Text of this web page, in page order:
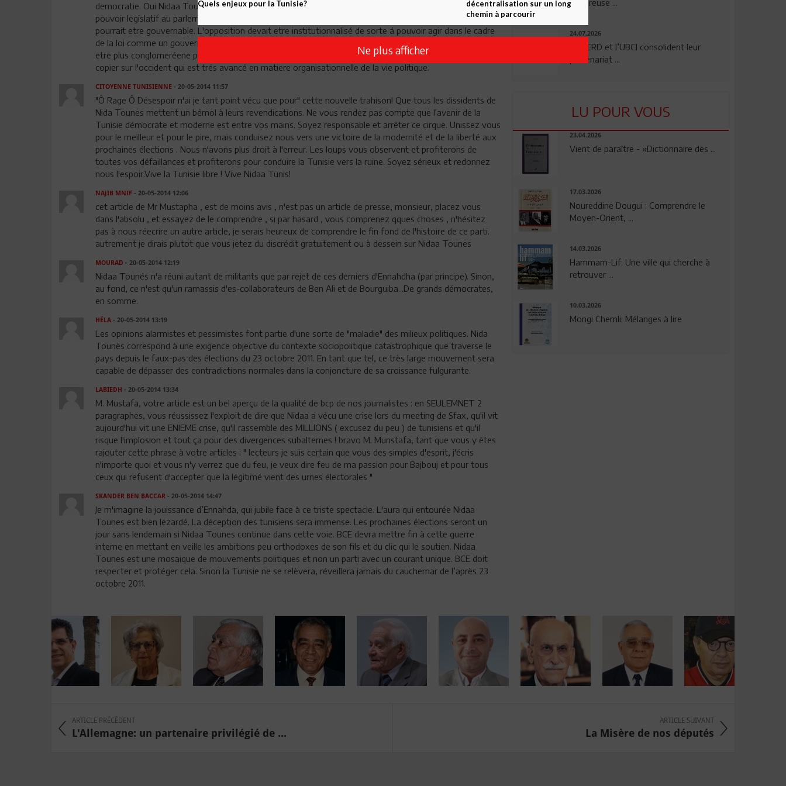
democratie. Oui Nidaa Tounes pourrait gagner les elections mais unefois de plus il faudrait renforcer le
pouvoir legislatif au parlement et le souder par une coalition qui lui conférerait plus de voix ainsi le pays
pourrait etre gouvernable. L'opposition devait etre institutionnalisé de sorte á pouvoir agir dans le cadre
de la loi comme un gouvernement á l'ombre, L'opposition ne devait pas s'entredechirer elle devait aussi
etre plus conglomeréene pas contribuer á la destabilisation du pouvoir en place. Ici sans honte on devrait
copier sur l'occident qui est trés avancé en matiere organisationnelle de la vie politique.
CITOYENNE TUNISIENNE- 20-05-2014 11:57
"Ô Rage Ô Désespoir n'ai je tant point vécu que pour" cette nouvelle trahison! Que tous les dissidents de
Nida Tounes mettent un bémol à leurs revendications. Ne vous rendez pas compte que l'avenir de la
Tunisie démocrate et moderne est entre vos mains. Soyez responsable et arrêter ce cirque. Unissez vous
pour le meilleur et pour le pire, mais conduisez nous vers une victoire de la modernité et de la liberté aux
prochaines élections . Nous n'avons plus droit à l'erreur. Les loups vous observent et profiterons de
toutes vos défaillances et profiterons pour conduire la Tunisie vers la ruine. Soyez sérieux et redonnez
nous l'espoir.Vive la Tunisie libre ! Vive Nidaa Tunis!
NAJIB MNIF- 20-05-2014 12:06
cet article de Mr Mustapha , est de moins avis , n'est pas un article de presse, monsieur, placez vous
dans l'absolu , et essayez de le comprendre , si par hasard , vous comprenez qques choses , n'hésitez
pas à nous réecrire un autre article, je serais heureux de comprendre le fin fond de l'histoire de ce parti.
autrement je dirais plutot que vous jetez du discrédit gratuitement ou à dessein sur Nidaa Tounes
MOURAD - 20-05-2014 12:19
Nidaa Tounés n'a réuni autant de militants que par rejet de ces derniers d'Ennahdha (par principe). Sinon,
au fond, ce n'est qu'un ramassis d'es-collaborateurs de Ben Ali et de Bourguiba...De grands démocrates,
en somme.
HÉLA- 20-05-2014 13:19
Les opinions alarmistes et pessimistes font partie d'une sorte de "maladie" des milieux politiques. Nida
Tounès correspond à une exigence objective du contexte sociopolitique catastrophique que traverse le
pays depuis le faux-pas des élections du 23 octobre 2011. En tant que tel, ce très large mouvement sera
capable de dépasser des contradictions normales dans la conjoncture de sa croissance fulgurante.
LABIEDH - 20-05-2014 13:34
M. Mustafa, votre article est un bel aperçu de la qualité de bcp de nos journalistes : en SEULEMNET 2
paragraphes, vous réussissez l'exploit de dire que Nidaa a vécu une crise lors du meeting de Sfax, qu'il vit
aujourd'hui vit une ENIEME crise, qu'il rassemble des MILLIONS ( excusez du peu ) de tunisiens et qu'il
risque l'implosion et tout ça pour des divergences subalternes ! bravo M. Munstafa, tant que vous y êtes
rajouter cette phrase à votre articles : " lecteurs je suis certain que vous des simples d'esprit, j'écris
n'importe quoi et vous n'y verrez que du feu, je veux dire feu de ma passion pour Bajbouj et pour tous
ceux qui refusent d'accepter que la légitimé vient des urnes électorales "
SKANDER BEN BACCAR- 20-05-2014 14:47
Je m'imagine la jouissance d’Ennahda, qui jubile face à ce triste spectacle. L'aura qui entourée Nidaa
Tounes est bien lézardé. La déception des tunisiens sera immense. Les prochaines élections seront un
jour sans lendemain si Nidaa Tounes continue dans cette voie. BCE devra mettre fin à cette guerre
interne en mettant en veille les ambitions peu orthodoxes de son fils et du clic qui le soutien. Nidaa
Tounes est une mosaique de mouvements politiques et non un parti avec un courant unique. BCE doit
respecter et protéger cela. Sinon la Tunisie ne se relèvera, réveillera jamais du cauchemar de l’après 23
octobre 2011.
rigoureuse ...
24.07.2026
La BERD et l’UBCI consolident leur
partenariat ...
LU POUR VOUS
23.04.2026
Vient de paraître - «Dictionnaire des ...
17.03.2026
Noureddine Dougui : Comprendre le
Moyen-Orient, ...
14.03.2026
Hammam-Lif: Une ville qui cherche à
retrouver ...
10.03.2026
Mongi Chemli: Mélanges à lire
ARTICLE PRÉCÉDENT
L'Allemagne: un partenaire privilégié de ...
ARTICLE SUIVANT
La Misère de nos députés
Quels enjeux pour la Tunisie?
décentralisation sur un long
chemin à parcourir
Ne plus afficher